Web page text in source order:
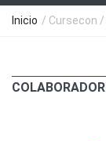
Inicio / Cursecon /